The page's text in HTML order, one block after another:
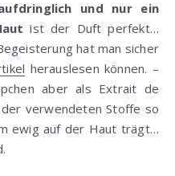
und nur ein
ist der Duft perfekt…
hat man sicher
herauslesen können. –
aber als Extrait de
verwendeten Stoffe so
ewig auf der Haut trägt…